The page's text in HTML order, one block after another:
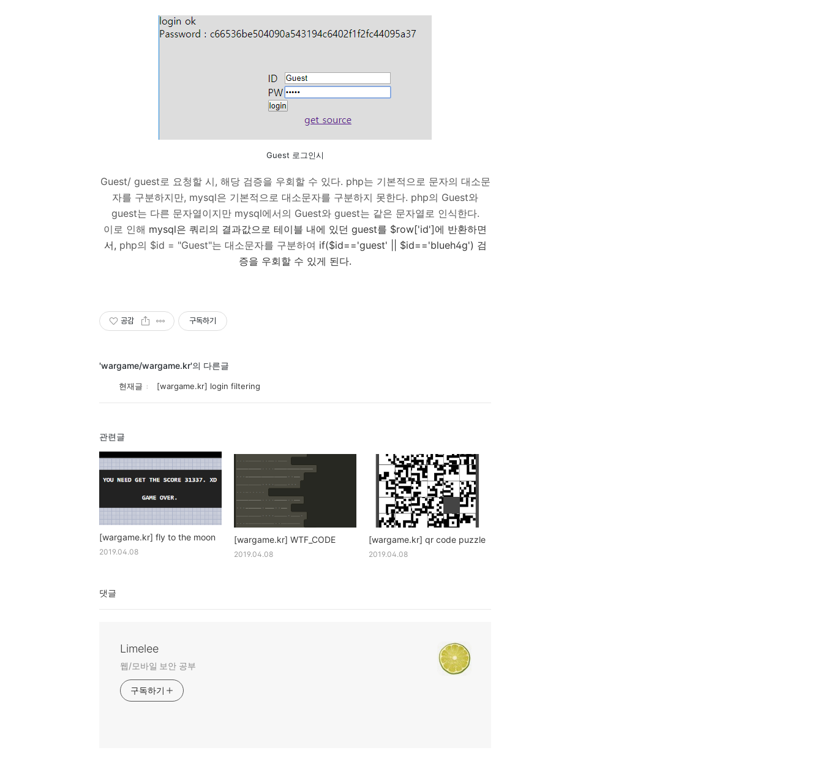
Guest 로그인시
Guest/ guest로 요청할 시, 해당 검증을 우회할 수 있다. php는 기본적으로 문자의 대소문
자를 구분하지만, mysql은 기본적으로 대소문자를 구분하지 못한다. php의 Guest와
guest는 다른 문자열이지만 mysql에서의 Guest와 guest는 같은 문자열로 인식한다.
이로 인해 mysql은 쿼리의 결과값으로 테이블 내에 있던 guest를 $row['id']에 반환하면
서, php의 $id = "Guest"는 대소문자를 구분하여 if($id=='guest' $id=='blueh4g') 검
증을 우회할 수 있게 된다.
공감 구독하기
'wargame/wargame.kr'의 다른글
현재글 [wargame.kr] login filtering
관련글
[wargame.kr] fly to the moon
2019.04.08
[wargame.kr] WTF_CODE
2019.04.08
[wargame.kr] qr code puzzle
2019.04.08
댓글
Limelee
웹/모바일 보안 공부
구독하기